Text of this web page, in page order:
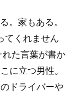
。家もある。
てくれません
た言葉が書か
に立つ男性。
ドライバーや